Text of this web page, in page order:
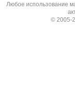
Любое использование
© 2005-